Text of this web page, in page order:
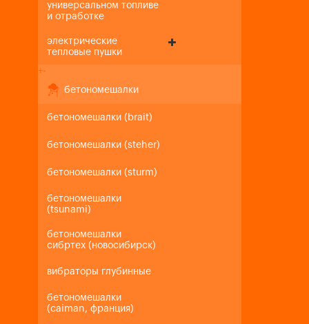
универсальном топливе
и отработке
электрические
тепловые пушки
+-
бетономешалки
бетономешалки (brait)
бетономешалки (steher)
бетономешалки (sturm)
бетономешалки
(tsunami)
бетономешалки
сибртех (новосибирск)
вибраторы глубинные
бетономешалки
(caiman, франция)